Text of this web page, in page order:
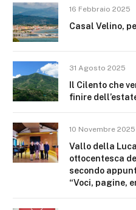
16 Febbraio 2025
Casal Velino,
31 Agosto 2025
Il Cilento che
finire
10 Novembre 2025
Vallo della
ottocentesca
secondo
“Voci, pagine,